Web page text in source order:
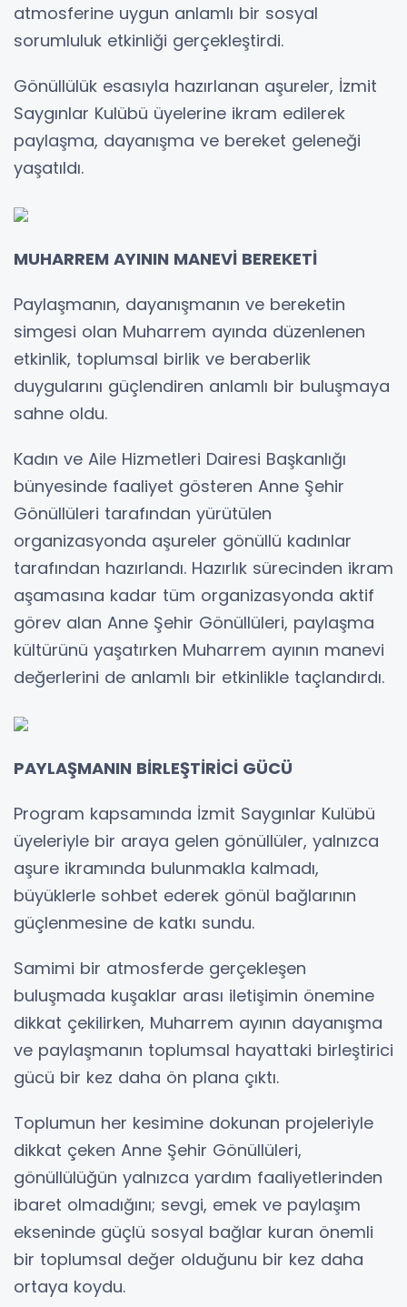
atmosferine uygun anlamlı bir sosyal
sorumluluk etkinliği gerçekleştirdi.
Gönüllülük esasıyla hazırlanan aşureler, İzmit
Saygınlar Kulübü üyelerine ikram edilerek
paylaşma, dayanışma ve bereket geleneği
yaşatıldı.
MUHARREM AYININ MANEVİ BEREKETİ
Paylaşmanın, dayanışmanın ve bereketin
simgesi olan Muharrem ayında düzenlenen
etkinlik, toplumsal birlik ve beraberlik
duygularını güçlendiren anlamlı bir buluşmaya
sahne oldu.
Kadın ve Aile Hizmetleri Dairesi Başkanlığı
bünyesinde faaliyet gösteren Anne Şehir
Gönüllüleri tarafından yürütülen
organizasyonda aşureler gönüllü kadınlar
tarafından hazırlandı. Hazırlık sürecinden ikram
aşamasına kadar tüm organizasyonda aktif
görev alan Anne Şehir Gönüllüleri, paylaşma
kültürünü yaşatırken Muharrem ayının manevi
değerlerini de anlamlı bir etkinlikle taçlandırdı.
PAYLAŞMANIN BİRLEŞTİRİCİ GÜCÜ
Program kapsamında İzmit Saygınlar Kulübü
üyeleriyle bir araya gelen gönüllüler, yalnızca
aşure ikramında bulunmakla kalmadı,
büyüklerle sohbet ederek gönül bağlarının
güçlenmesine de katkı sundu.
Samimi bir atmosferde gerçekleşen
buluşmada kuşaklar arası iletişimin önemine
dikkat çekilirken, Muharrem ayının dayanışma
ve paylaşmanın toplumsal hayattaki birleştirici
gücü bir kez daha ön plana çıktı.
Toplumun her kesimine dokunan projeleriyle
dikkat çeken Anne Şehir Gönüllüleri,
gönüllülüğün yalnızca yardım faaliyetlerinden
ibaret olmadığını; sevgi, emek ve paylaşım
ekseninde güçlü sosyal bağlar kuran önemli
bir toplumsal değer olduğunu bir kez daha
ortaya koydu.